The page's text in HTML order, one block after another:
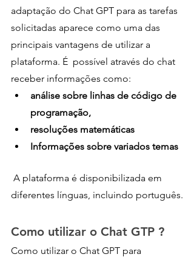
adaptação do Chat GPT para as tarefas
solicitadas aparece como uma das
principais vantagens de utilizar a
plataforma. É  possível através do chat
receber informações como:
análise sobre linhas de código de
programação,
resoluções matemáticas
Informações sobre variados temas
diferentes línguas, incluindo português.
Como utilizar o Chat GTP ?
Como utilizar o Chat GPT para